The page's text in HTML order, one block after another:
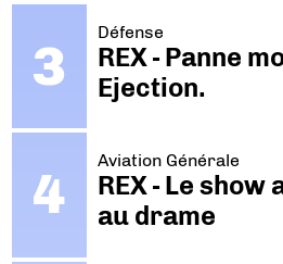
Défense
REX - Panne
Ejection.
Aviation Générale
REX - Le
au drame